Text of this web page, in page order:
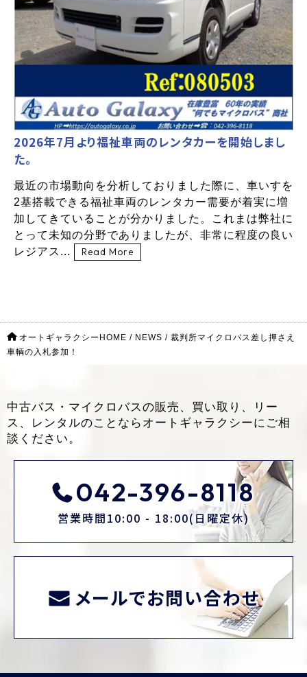
2026年7月より福祉車両のレンタカーを開始しまし
た。
最近の市場動向を分析しておりました際に、車いすを
2基搭載できる福祉車両のレンタカー需要が着実に増
加してきていることが分かりました。これまは弊社に
とって未知の分野でありましたが、非常に程度の良い
レジアス...
Read More
オートギャラクシーHOME / NEWS / 裁判所マイクロバス差し押さえ
車輌の入札参加！
中古バス・マイクロバスの販売、買い取り、リー
ス、レンタルのことなら オートギャラクシーにご相
談ください。
042-396-8118
営業時間10:00 - 18:00(日曜定休)
メールでお問い合わせ